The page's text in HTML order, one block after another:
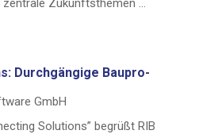
Zukunftsthemen …
Durch­gän­gi­ge Bau­pro­
GmbH
Solu­ti­ons” begrüßt RIB